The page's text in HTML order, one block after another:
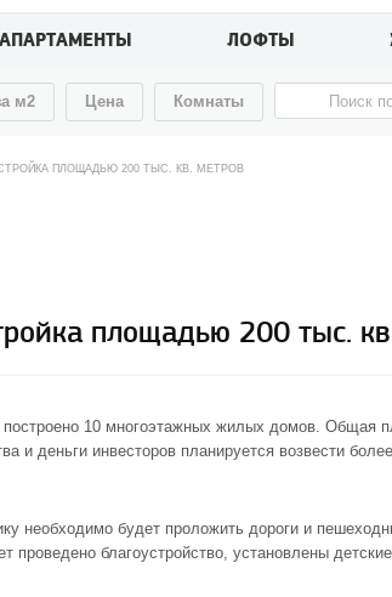
АПАРТАМЕНТЫ ЛОФТЫ
м2 Цена Комнаты
ПЛОЩАДЬЮ 200 ТЫС. КВ. МЕТРОВ
площадью 200 тыс.
построено 10 многоэтажных жилых домов. Общая
и деньги инвесторов планируется возвести
необходимо будет проложить дороги и
благоустройство, установлены